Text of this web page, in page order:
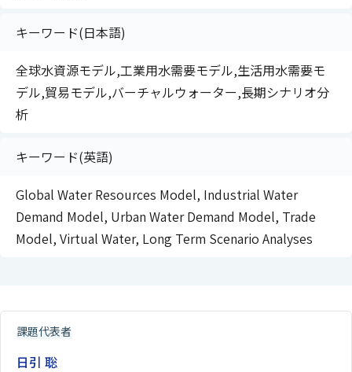
キーワード(日本語)
全球水資源モデル,工業用水需要モデル,生活用水需要モ
デル,貿易モデル,バーチャルウォーター,長期シナリオ分
析
キーワード(英語)
Global Water Resources Model, Industrial Water
Demand Model, Urban Water Demand Model, Trade
Model, Virtual Water, Long Term Scenario Analyses
課題代表者
日引 聡